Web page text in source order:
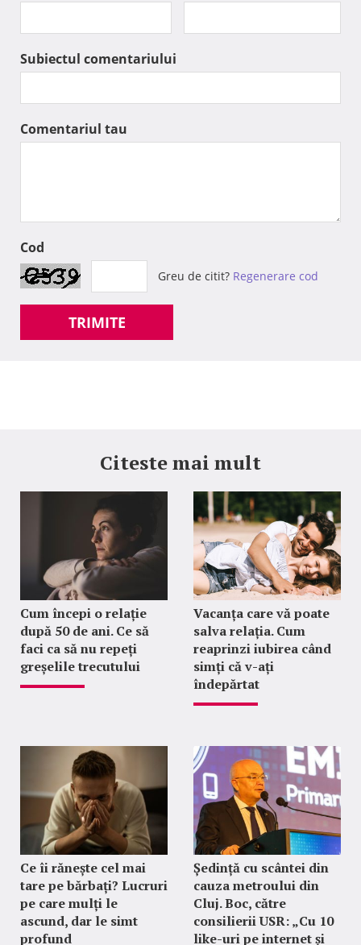
Subiectul comentariului
Comentariul tau
Cod
Greu de citit? Regenerare cod
TRIMITE
Citeste mai mult
Cum începi o relație
după 50 de ani. Ce să
faci ca să nu repeți
greșelile trecutului
Vacanța care vă poate
salva relația. Cum
reaprinzi iubirea când
simți că v-ați
îndepărtat
Ce îi rănește cel mai
tare pe bărbați? Lucruri
pe care mulți le
ascund, dar le simt
profund
Ședință cu scântei din
cauza metroului din
Cluj. Boc, către
consilierii USR: „Cu 10
like-uri pe internet și